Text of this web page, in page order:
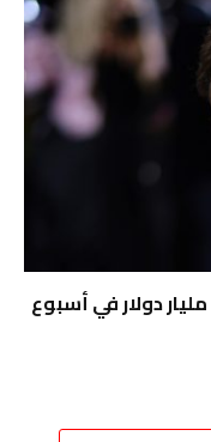
ثروة إيلون ماسك تتراجع بقيمة 130 مليار دولار في أسبوع